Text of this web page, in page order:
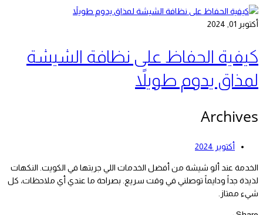
أكتوبر 01, 2024
كيفية الحفاظ على نظافة الشيشة
لمذاق يدوم طويلاً
Archives
أكتوبر 2024
الخدمة عند ألو شيشة من أفضل الخدمات اللي جربتها في الكويت. النكهات
لذيذة جداً ودايماً توصلني في وقت سريع. بصراحة ما عندي أي ملاحظات، كل
شيء ممتاز.